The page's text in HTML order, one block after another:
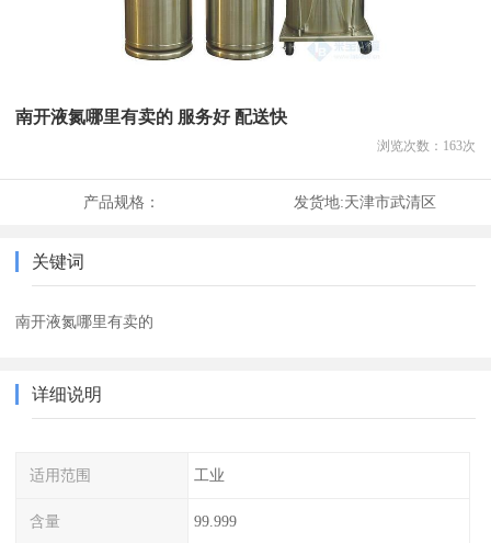
南开液氮哪里有卖的 服务好 配送快
浏览次数： 163次
产品规格： 发货地:天津市武清区
关键词
南开液氮哪里有卖的
详细说明
适用范围 工业
含量 99.999